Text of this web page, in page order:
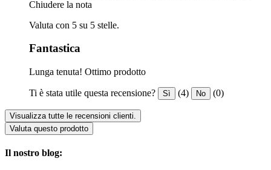
Chiudere la nota
Valuta con 5 su 5 stelle.
Fantastica
Lunga tenuta! Ottimo prodotto
Ti è stata utile questa recensione? Sì (4) No (0)
Visualizza tutte le recensioni clienti.
Valuta questo prodotto
Il nostro blog: